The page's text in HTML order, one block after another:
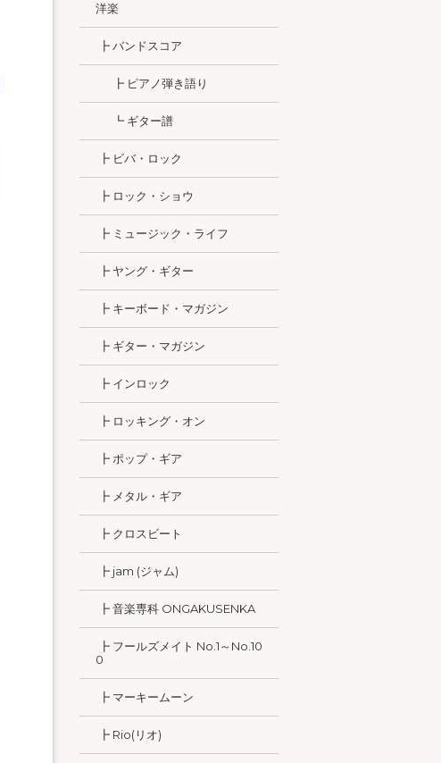
洋楽
┣ バンドスコア
┣ ピアノ弾き語り
┗ ギター譜
┣ ビバ・ロック
┣ ロック・ショウ
┣ ミュージック・ライフ
┣ ヤング・ギター
┣ キーボード・マガジン
┣ ギター・マガジン
┣ インロック
┣ ロッキング・オン
┣ ポップ・ギア
┣ メタル・ギア
┣ クロスビート
┣ jam (ジャム)
┣ 音楽専科 ONGAKUSENKA
┣ フールズメイト No.1～No.10
0
┣ マーキームーン
┣ Rio(リオ)